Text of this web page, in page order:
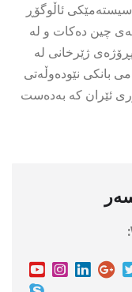
سیستەمێکی ئاڵوگۆڕ
چین دەکات و لە
پڕۆژەی ژێرخانی لە
بانکی نێودەوڵەتی
ئێران کە بەدەست